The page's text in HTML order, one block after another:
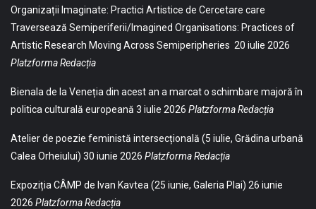
Organizații Imaginate: Practici Artistice de Cercetare care
Traversează Semiperiferii/Imagined Organisations: Practices of
Artistic Research Moving Across Semiperipheries 20 iulie 2026
Platzforma Redacția
Bienala de la Veneția din acest an a marcat o schimbare majoră în
politica culturală europeană 3 iulie 2026 Platzforma Redacția
Atelier de poezie feministă intersecțională (5 iulie, Grădina urbană
Calea Orheiului) 30 iunie 2026 Platzforma Redacția
Expoziția CÂMP de Ivan Kavtea (25 iunie, Galeria Plai) 26 iunie
2026 Platzforma Redacția